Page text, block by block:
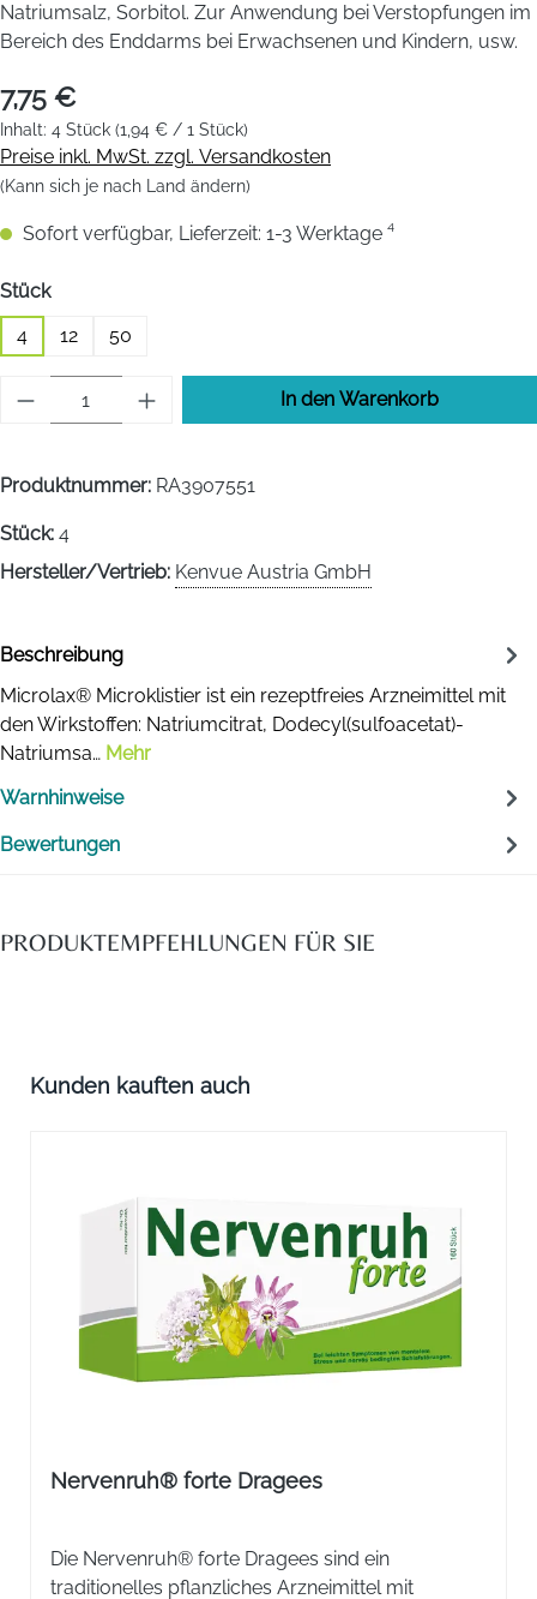
Natriumsalz, Sorbitol. Zur Anwendung bei Verstopfungen im
Bereich des Enddarms bei Erwachsenen und Kindern, usw.
7,75 €
Inhalt: 4 Stück (1,94 € / 1 Stück)
Preise inkl. MwSt. zzgl. Versandkosten
(Kann sich je nach Land ändern)
Sofort verfügbar, Lieferzeit: 1-3 Werktage ⁴
Stückauswählen
4
12 50
Produkt Anzahl: Gib den gewünschten
In den Warenkorb
Produktnummer: RA3907551
Stück: 4
Hersteller/Vertrieb: Kenvue Austria GmbH
Beschreibung
Microlax® Microklistier ist ein rezeptfreies Arzneimittel mit
den Wirkstoffen: Natriumcitrat, Dodecyl(sulfoacetat)-
Natriumsa… Mehr
Warnhinweise
Bewertungen
PRODUKTEMPFEHLUNGEN FÜR SIE
Produktgalerie überspringen
Kunden kauften auch
Nervenruh® forte Dragees
Die Nervenruh® forte Dragees sind ein
traditionelles pflanzliches Arzneimittel mit